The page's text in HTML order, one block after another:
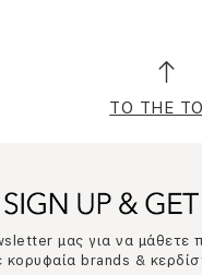
TO THE
μας για να μάθετε
brands &